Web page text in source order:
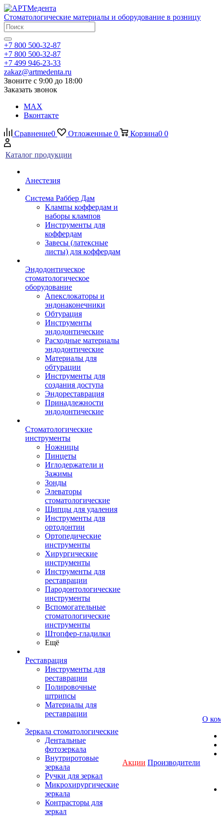
Стоматологические материалы и оборудование в розницу
+7 800 500-32-87
+7 800 500-32-87
+7 499 946-23-33
zakaz@artmedenta.ru
Звоните с 9:00 до 18:00
Заказать звонок
MAX
Вконтакте
Сравнение0 Отложенные 0 Корзина0 0
Каталог продукции
Анестезия
Система Раббер Дам
Клампы коффердам и
наборы клампов
Инструменты для
коффердам
Завесы (латексные
листы) для коффердам
Эндодонтическое
стоматологическое
оборудование
Апекслокаторы и
эндонаконечники
Обтурация
Инструменты
эндодонтические
Расходные материалы
эндодонтические
Материалы для
обтурации
Инструменты для
создания доступа
Эндореставрация
Принадлежности
эндодонтические
Стоматологические
инструменты
Ножницы
Пинцеты
Иглодержатели и
Зажимы
Зонды
Элеваторы
стоматологические
Щипцы для удаления
Инструменты для
ортодонтии
Ортопедические
инструменты
Хирургические
инструменты
Инструменты для
реставрации
Пародонтологические
инструменты
Вспомогательные
стоматологические
инструменты
Штопфер-гладилки
Ещё
Реставрация
Инструменты для
реставрации
Полировочные
штрипсы
Материалы для
реставрации
Зеркала стоматологические
Дентальные
фотозеркала
Внутриротовые
зеркала
Ручки для зеркал
Микрохирургические
зеркала
Контрасторы для
зеркал
Акции Производители
О